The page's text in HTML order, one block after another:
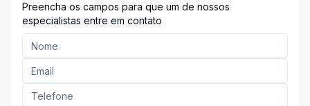
Preencha os campos para que um de nossos
especialistas entre em contato